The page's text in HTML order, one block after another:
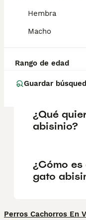
Hembra
Macho
Rango de edad
Guardar
mechones en
grandes y
¿Cuánto
¿Qué
abisinio?
¿Cómo
gato
Perros Cachorros En